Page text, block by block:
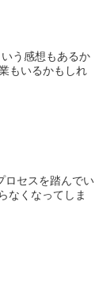
う感想もあるか
もいるかもしれ
ロセスを踏んでい
なくなってしま